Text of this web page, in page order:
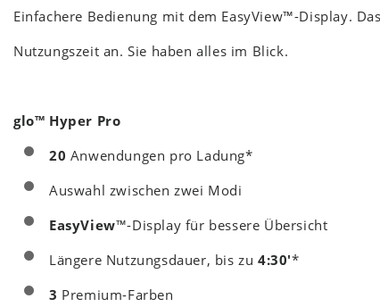
Einfachere Bedienung mit dem EasyView™-Display.
Nutzungszeit an. Sie haben alles im Blick.
glo™ Hyper Pro
20 Anwendungen pro Ladung*
Auswahl zwischen zwei Modi
EasyView™-Display für bessere Übersicht
Längere Nutzungsdauer, bis zu 4:30'*
3 Premium-Farben